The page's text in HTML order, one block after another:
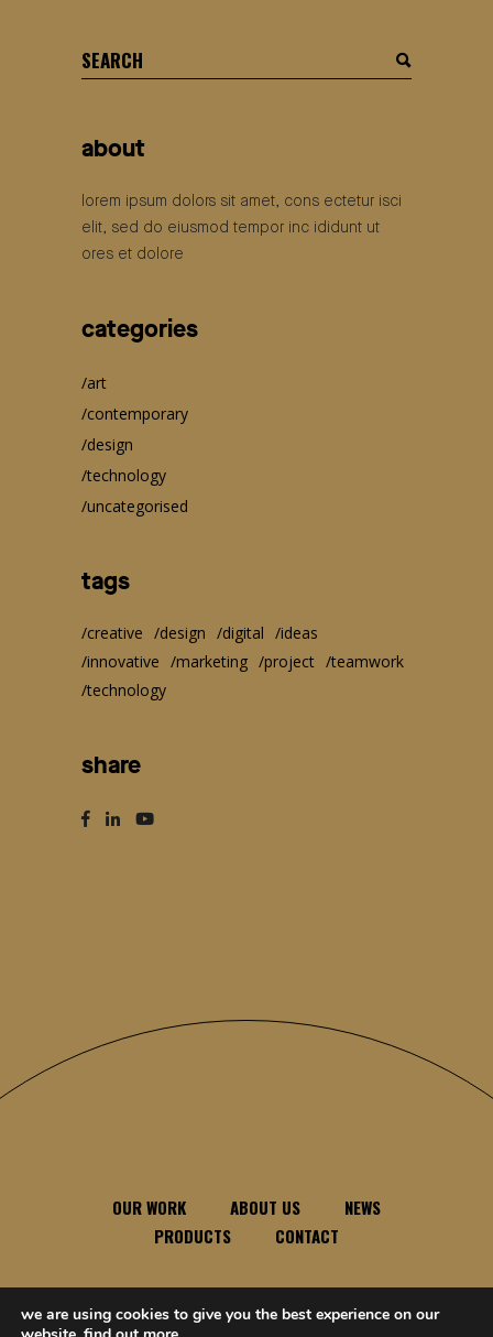
search
for:
about
lorem ipsum dolors sit amet, cons ectetur isci
elit, sed do eiusmod tempor inc ididunt ut
ores et dolore
categories
art
contemporary
design
technology
uncategorised
tags
creative design digital
ideas
innovative
marketing project
teamwork
technology
share
OUR WORK ABOUT US
NEWS
PRODUCTS
CONTACT
feel free to contact us anytime, anywhere
we are using cookies to give you the best experience on our